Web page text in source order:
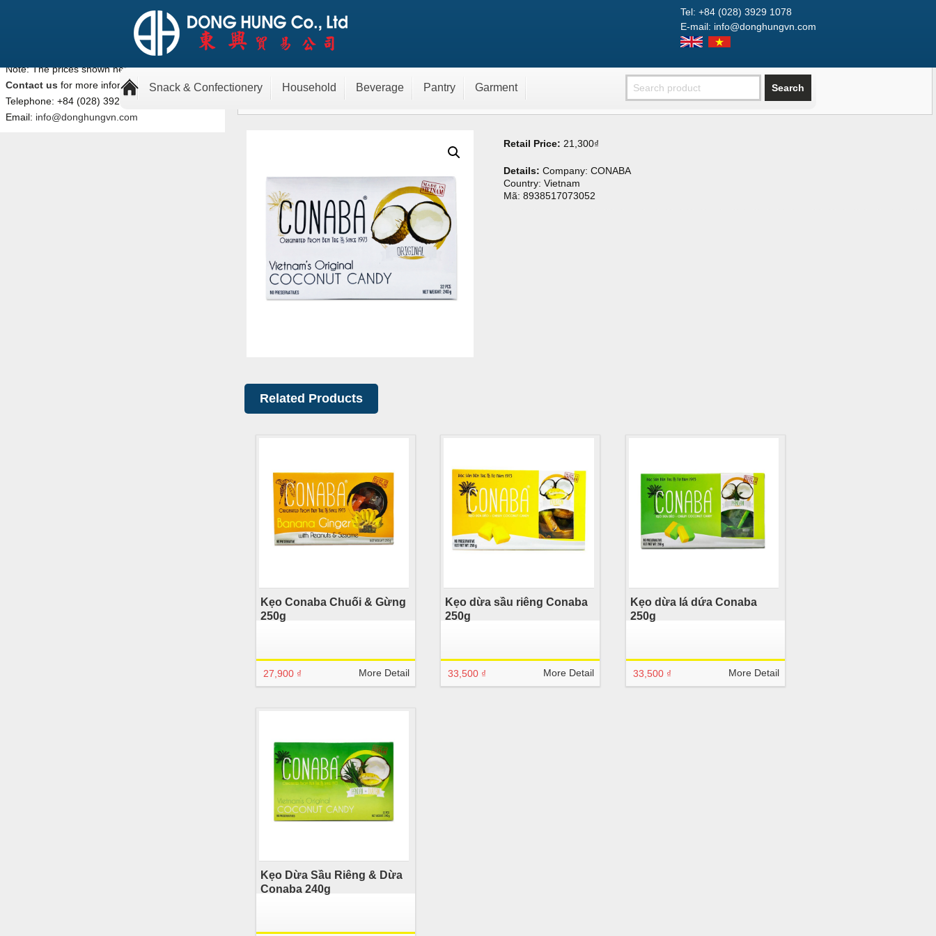
Tel: +84 (028) 3929 1078
E-mail: info@donghungvn.com
Snack & Confectionery Household Beverage Pantry Garment
Note: The prices shown here are retail prices.
Contact us for more information.
Telephone: +84 (028) 3929 1078
Email: info@donghungvn.com
Kẹo sữa dừa Conaba 240g
Retail Price: 21,300₫
Details: Company: CONABA
Country: Vietnam
Mã: 8938517073052
Related Products
Kẹo Conaba Chuối & Gừng
250g
27,900 ₫ More Detail
Kẹo dừa sầu riêng Conaba
250g
33,500 ₫ More Detail
Kẹo dừa lá dứa Conaba
250g
33,500 ₫ More Detail
Kẹo Dừa Sầu Riêng & Dừa
Conaba 240g